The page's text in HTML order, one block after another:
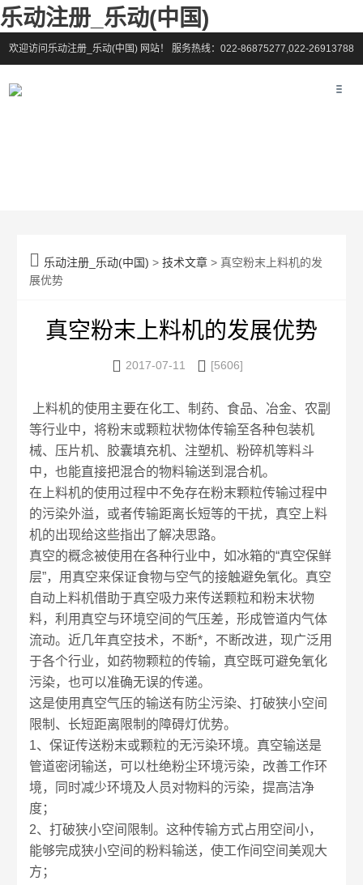
乐动注册_乐动(中国)
欢迎访问乐动注册_乐动(中国) 网站！ 服务热线：022-86875277,022-26913788
 乐动注册_乐动(中国) >技术文章 > 真空粉末上料机的发
展优势
真空粉末上料机的发展优势
 2017-07-11  [5606]
上料机的使用主要在化工、制药、食品、冶金、农副
等行业中，将粉末或颗粒状物体传输至各种包装机
械、压片机、胶囊填充机、注塑机、粉碎机等料斗
中，也能直接把混合的物料输送到混合机。
在上料机的使用过程中不免存在粉末颗粒传输过程中
的污染外溢，或者传输距离长短等的干扰，真空上料
机的出现给这些指出了解决思路。
真空的概念被使用在各种行业中，如冰箱的“真空保鲜
层”，用真空来保证食物与空气的接触避免氧化。真空
自动上料机借助于真空吸力来传送颗粒和粉末状物
料，利用真空与环境空间的气压差，形成管道内气体
流动。近几年真空技术，不断*，不断改进，现广泛用
于各个行业，如药物颗粒的传输，真空既可避免氧化
污染，也可以准确无误的传递。
这是使用真空气压的输送有防尘污染、打破狭小空间
限制、长短距离限制的障碍灯优势。
1、保证传送粉末或颗粒的无污染环境。真空输送是
管道密闭输送，可以杜绝粉尘环境污染，改善工作环
境，同时减少环境及人员对物料的污染，提高洁净
度；
2、打破狭小空间限制。这种传输方式占用空间小，
能够完成狭小空间的粉料输送，使工作间空间美观大
方；